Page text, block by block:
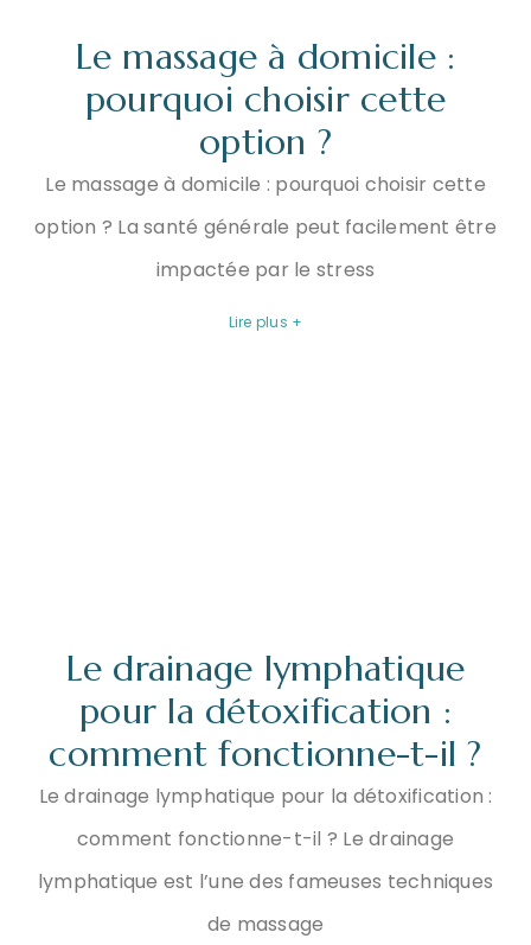
Le massage à domicile :
pourquoi choisir cette
option ?
Le massage à domicile : pourquoi choisir cette
option ? La santé générale peut facilement être
impactée par le stress
Lire plus +
Le drainage lymphatique
pour la détoxification :
comment fonctionne-t-il ?
Le drainage lymphatique pour la détoxification :
comment fonctionne-t-il ? Le drainage
lymphatique est l’une des fameuses techniques
de massage